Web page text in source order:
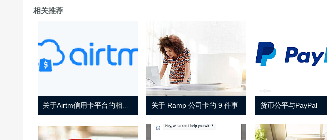
相关推荐
关于 Ramp 公司卡的 9 件事 货币公平与PayPal